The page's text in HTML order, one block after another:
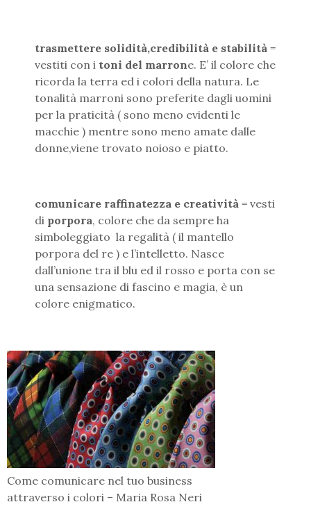
trasmettere solidità,credibilità e stabilità =
vestiti con i toni del marrone. E’ il colore che
ricorda la terra ed i colori della natura. Le
tonalità marroni sono preferite dagli uomini
per la praticità ( sono meno evidenti le
macchie ) mentre sono meno amate dalle
donne,viene trovato noioso e piatto.
comunicare raffinatezza e creatività = vesti
di porpora, colore che da sempre ha
simboleggiato la regalità ( il mantello
porpora del re ) e l’intelletto. Nasce
dall’unione tra il blu ed il rosso e porta con se
una sensazione di fascino e magia, è un
colore enigmatico.
Come comunicare nel tuo business
attraverso i colori – Maria Rosa Neri